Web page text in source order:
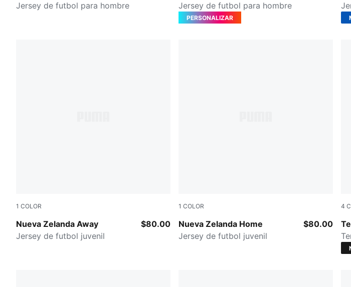
Jersey de futbol para hombre
Jersey de futbol para hombre
PERSONALIZAR
1 COLOR
Nueva Zelanda Away
PUMA White-Silver Mist
Jersey de futbol juvenil
$80.00
1 COLOR
Nueva Zelanda Home
PUMA Black-PUMA Silver
Jersey de futbol juvenil
$80.00
4